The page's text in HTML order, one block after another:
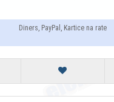
Diners, PayPal, Kartice na rate